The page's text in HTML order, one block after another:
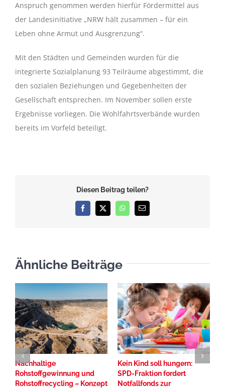
Anspruch genommen werden hierfür Fördermittel aus
der Landesinitiative „NRW hält zusammen – für ein
Leben ohne Armut und Ausgrenzung“.
Mit den Städten und Gemeinden wurden für die
integrierte Sozialplanung 93 Teilräume abgestimmt, die
den sozialen Beziehungen und Gegebenheiten der
Gesellschaft entsprechen. Im November sollen erste
Ergebnisse vorliegen. Die Wohlfahrtsverbände wurden
bereits im Vorfeld beteiligt.
Diesen Beitrag teilen?
Facebook
X WhatsApp
E-
Mail
Ähnliche Beiträge
Nachhaltige
Rohstoffgewinnung und
Rohstoffrecycling – Konzept
Kein Kind soll hungern:
SPD-Fraktion fordert
Notfallfonds zur